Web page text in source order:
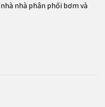
nhà phân phối bơm và